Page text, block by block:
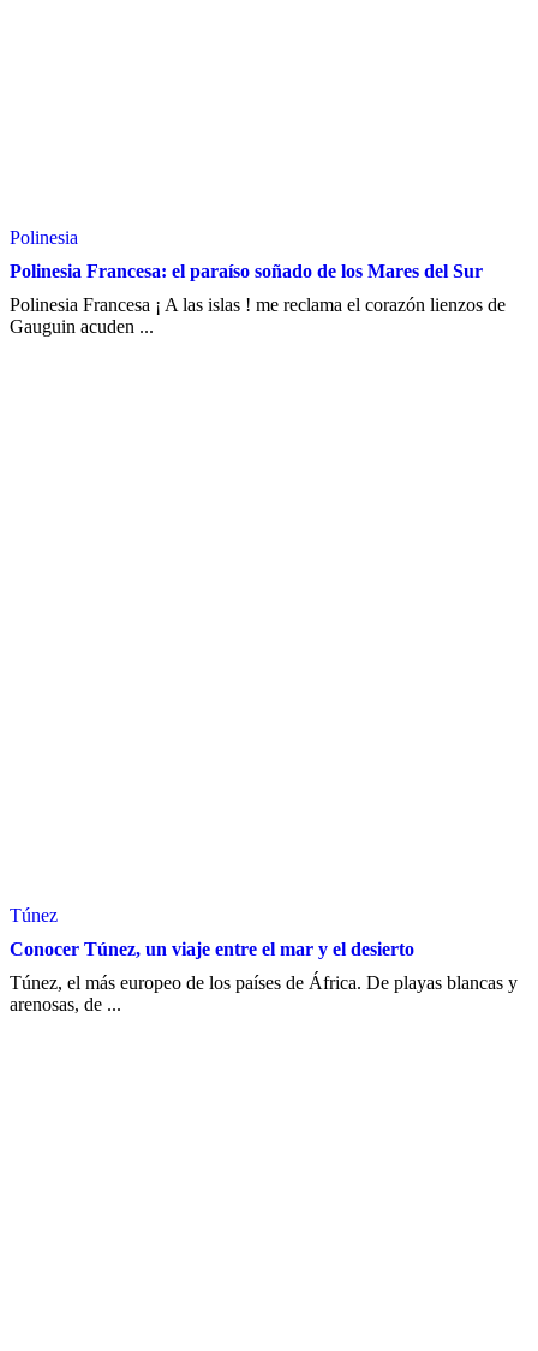
Polinesia
Polinesia Francesa: el paraíso soñado de los Mares del Sur
Polinesia Francesa ¡ A las islas ! me reclama el corazón lienzos de
Gauguin acuden ...
Túnez
Conocer Túnez, un viaje entre el mar y el desierto
Túnez, el más europeo de los países de África. De playas blancas y
arenosas, de ...